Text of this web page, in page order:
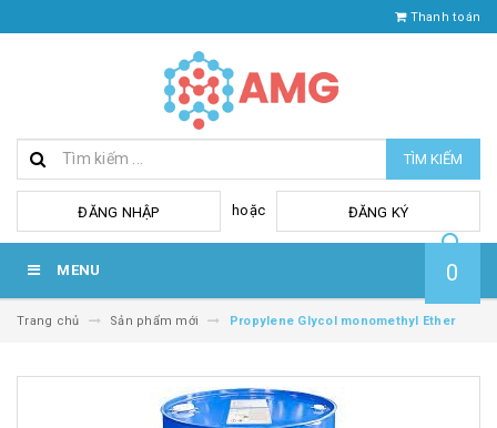
Thanh toán
TÌM KIẾM
ĐĂNG NHẬP hoặc ĐĂNG KÝ
MENU 0
Trang chủ Sản phẩm mới Propylene Glycol monomethyl Ether